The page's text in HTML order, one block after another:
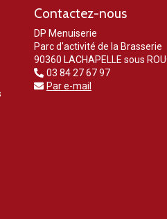
Contactez-nous
DP Menuiserie
Parc d'activité de la Brasserie
90360 LACHAPELLE sous
03 84 27 67 97
Par e-mail